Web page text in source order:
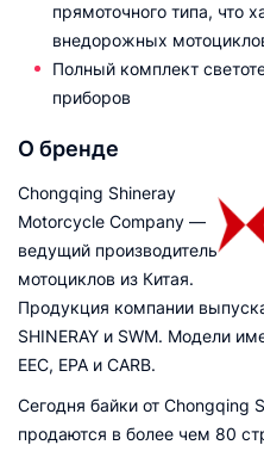
прямоточного типа, что
внедорожных
Полный комплект
приборов
О бренде
Chongqing Shineray
Motorcycle Company —
ведущий производитель
мотоциклов из Китая.
Продукция компании
SHINERAY и SWM. Модели
EEC, EPA и CARB.
Сегодня байки от Chongqing
продаются в более чем 80